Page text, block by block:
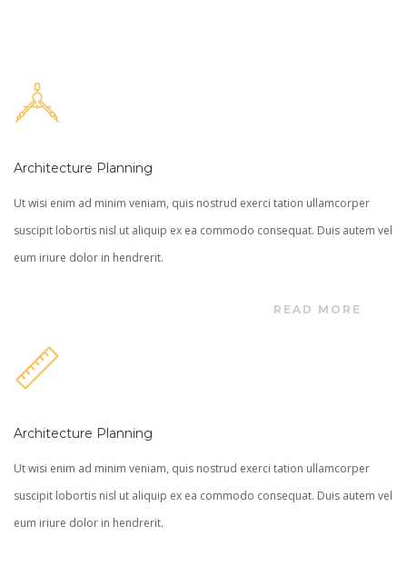
Architecture Planning
Ut wisi enim ad minim veniam, quis nostrud exerci tation ullamcorper
suscipit lobortis nisl ut aliquip ex ea commodo consequat. Duis autem vel
eum iriure dolor in hendrerit.
READ MORE
Architecture Planning
Ut wisi enim ad minim veniam, quis nostrud exerci tation ullamcorper
suscipit lobortis nisl ut aliquip ex ea commodo consequat. Duis autem vel
eum iriure dolor in hendrerit.